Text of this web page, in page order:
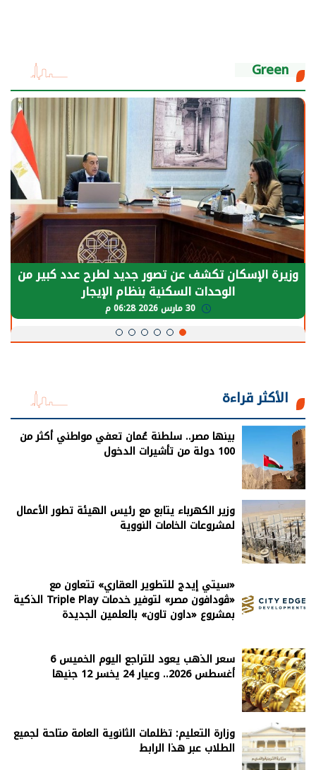
Green
وزيرة الإسكان تكشف عن تصور جديد لطرح عدد كبير من
الوحدات السكنية بنظام الإيجار
الأكثر قراءة
بينها مصر.. سلطنة عُمان تعفي مواطني أكثر من
100 دولة من تأشيرات الدخول
وزير الكهرباء يتابع مع رئيس الهيئة تطور الأعمال
لمشروعات الخامات النووية
«سيتي إيدج للتطوير العقاري» تتعاون مع
«ڤودافون مصر» لتوفير خدمات Triple Play الذكية
بمشروع «داون تاون» بالعلمين الجديدة
سعر الذهب يعود للتراجع اليوم الخميس 6
أغسطس 2026.. وعيار 24 يخسر 12 جنيها
وزارة التعليم: تظلمات الثانوية العامة متاحة لجميع
الطلاب عبر هذا الرابط